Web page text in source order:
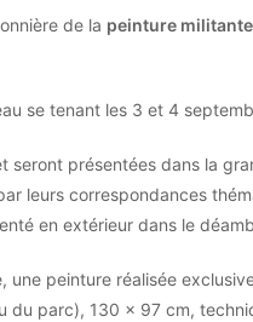
de la peinture
se tenant les 3 et 4
seront présentées dans la
leurs correspondances
en extérieur dans le
peinture réalisée
du parc), 130 x 97 cm,